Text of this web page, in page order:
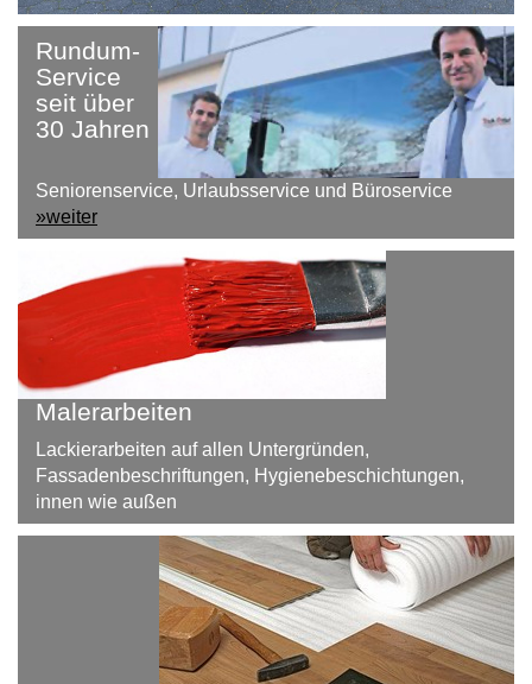
Rundum-
Service
seit über
30 Jahren
Seniorenservice, Urlaubsservice und Büroservice
»weiter
Malerarbeiten
Lackierarbeiten auf allen Untergründen,
Fassadenbeschriftungen, Hygienebeschichtungen,
innen wie außen